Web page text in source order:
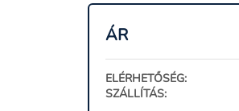
ÁR
ELÉRHETŐSÉG:
SZÁLLÍTÁS: